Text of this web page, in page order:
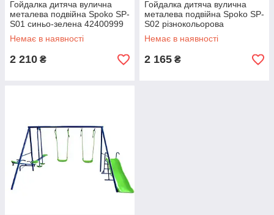
Гойдалка дитяча вулична
металева подвійна Spoko SP-
S01 синьо-зелена 42400999
Немає в наявності
2 210 ₴
Гойдалка дитяча вулична
металева подвійна Spoko SP-
S02 різнокольорова
42401000
Немає в наявності
2 165 ₴